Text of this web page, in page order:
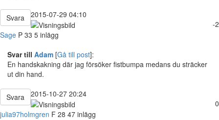
Svara
2015-07-29 04:10
-2
Sage P 33 5 inlägg
Svar till Adam [Gå till post]:
En handskakning där jag försöker fistbumpa medans du sträcker
ut din hand.
Svara
2015-10-27 20:24
0
julia97holmgren F 28 47 inlägg